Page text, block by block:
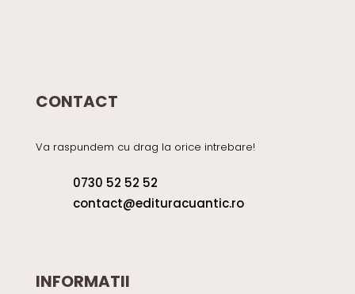
CONTACT
Va raspundem cu drag la orice intrebare!
0730 52 52 52
contact@edituracuantic.ro
INFORMATII